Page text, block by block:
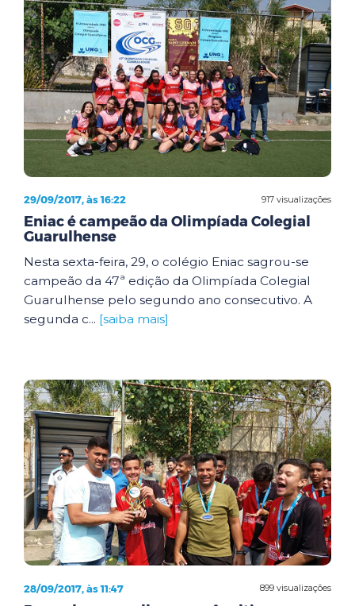
917 visualizações
29/09/2017, às 16:22
Eniac é campeão da Olimpíada Colegial
Guarulhense
Nesta sexta-feira, 29, o colégio Eniac sagrou-se
campeão da 47ª edição da Olimpíada Colegial
Guarulhense pelo segundo ano consecutivo. A
segunda c... [saiba mais]
899 visualizações
28/09/2017, às 11:47